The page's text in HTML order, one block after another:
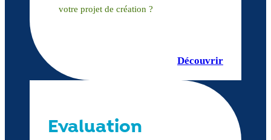
votre projet de création ?
Découvrir
Evaluation